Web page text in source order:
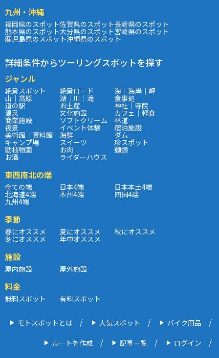
九州・沖縄
福岡県のスポット佐賀県のスポット長崎県のスポット
熊本県のスポット大分県のスポット宮崎県のスポット
鹿児島県のスポット沖縄県のスポット
詳細条件からツーリングスポットを探す
ジャンル
絶景スポット 絶景ロード 海｜海岸｜岬
山｜高原 湖｜川｜滝 食事処
道の駅 お土産 神社｜寺院
温泉 文化施設 カフェ｜軽食
商業施設 ソフトクリーム 林道
夜景 イベント体験 宿泊施設
美術館｜資料館 海鮮 ダム
キャンプ場 スイーツ 珍スポット
動植物園 お肉 麺類
お酒 ライダーハウス
東西南北の端
全ての端 日本4端 日本本土4端
北海道4端 本州4端 四国4端
九州4端
季節
春にオススメ 夏にオススメ 秋にオススメ
冬にオススメ 年中オススメ
施設
屋内施設 屋外施設
料金
無料スポット 有料スポット
モトスポットとは 人気スポット バイク用品
ルートを作成 記事一覧 ログイン